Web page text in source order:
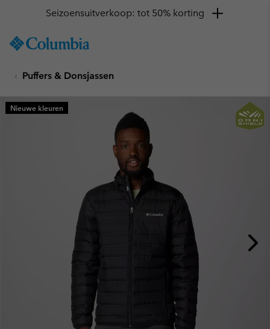
TO
SKIP
MAIN
NAV
Seizoensuitverkoop: tot 50% korting
Puffers & Donsjassen
Nieuwe kleuren